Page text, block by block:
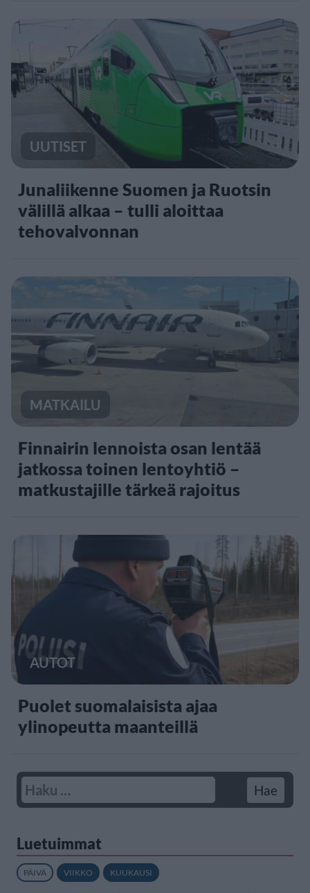
UUTISET
Junaliikenne Suomen ja Ruotsin
välillä alkaa – tulli aloittaa
tehovalvonnan
MATKAILU
Finnairin lennoista osan lentää
jatkossa toinen lentoyhtiö –
matkustajille tärkeä rajoitus
AUTOT
Puolet suomalaisista ajaa
ylinopeutta maanteillä
Luetuimmat
PÄIVÄ VIIKKO KUUKAUSI